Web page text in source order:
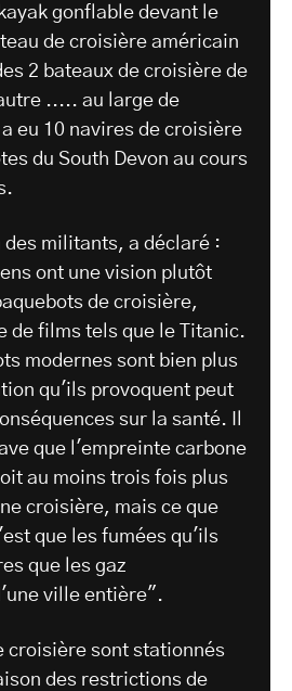
gonflable devant le
de croisière américain
2 bateaux de croisière de
..... au large de
a eu 10 navires de croisière
du South Devon au cours
militants, a déclaré :
ont une vision plutôt
de croisière,
de films tels que le Titanic.
modernes sont bien plus
qu'ils provoquent peut
sur la santé. Il
que l'empreinte carbone
au moins trois fois plus
croisière, mais ce que
que les fumées qu'ils
que les gaz
ville entière".
croisière sont stationnés
des restrictions de